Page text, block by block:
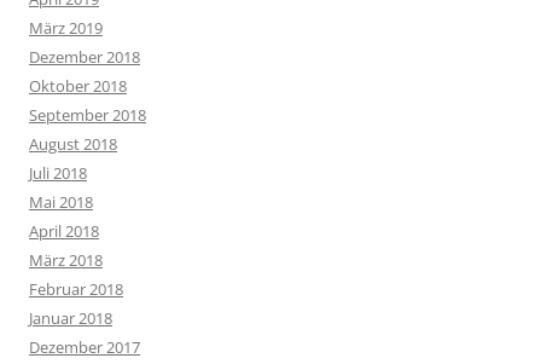
März 2019
Dezember 2018
Oktober 2018
September 2018
August 2018
Juli 2018
Mai 2018
April 2018
März 2018
Februar 2018
Januar 2018
Dezember 2017